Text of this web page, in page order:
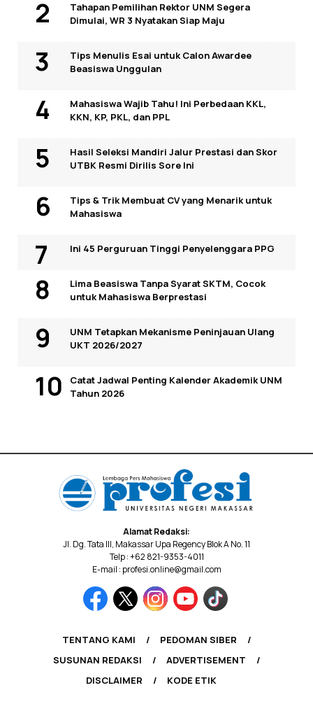
Tahapan Pemilihan Rektor UNM Segera
Dimulai, WR 3 Nyatakan Siap Maju
Tips Menulis Esai untuk Calon Awardee
Beasiswa Unggulan
Mahasiswa Wajib Tahu! Ini Perbedaan KKL,
KKN, KP, PKL, dan PPL
Hasil Seleksi Mandiri Jalur Prestasi dan Skor
UTBK Resmi Dirilis Sore Ini
Tips & Trik Membuat CV yang Menarik untuk
Mahasiswa
Ini 45 Perguruan Tinggi Penyelenggara PPG
Lima Beasiswa Tanpa Syarat SKTM, Cocok
untuk Mahasiswa Berprestasi
UNM Tetapkan Mekanisme Peninjauan Ulang
UKT 2026/2027
Catat Jadwal Penting Kalender Akademik UNM
Tahun 2026
Alamat Redaksi:
Jl. Dg. Tata III, Makassar Upa Regency Blok A No. 11
Telp : +62 821-9353-4011
E-mail : profesi.online@gmail.com
TENTANG KAMI
PEDOMAN SIBER
SUSUNAN REDAKSI
ADVERTISEMENT
DISCLAIMER
KODE ETIK